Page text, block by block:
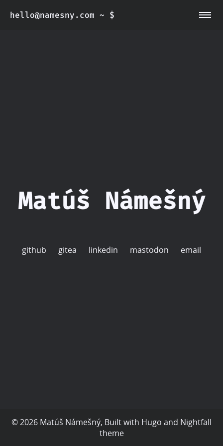
hello@namesny.com ~ $
~/about
Matúš Námešný
github gitea linkedin mastodon email
© 2026 Matúš Námešný, Built with Hugo and Nightfall
theme